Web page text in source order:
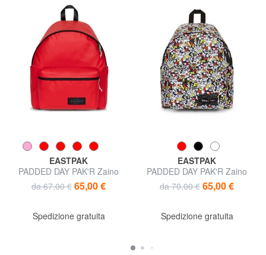
EASTPAK
PADDED DAY PAK'R Zaino
porta PC 14" con tasca porta
borraccia
da 67,00 € 65,00 €
Spedizione gratuita
EASTPAK
PADDED DAY PAK'R Zaino
stampa Mickey Mouse
da 70,00 € 65,00 €
Spedizione gratuita